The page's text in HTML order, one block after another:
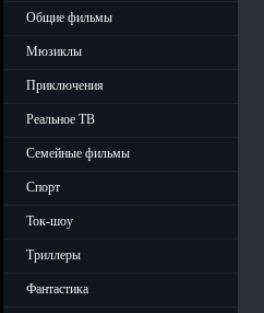
Общие фильмы
Мюзиклы
Приключения
Реальное ТВ
Семейные фильмы
Спорт
Ток-шоу
Триллеры
Фантастика